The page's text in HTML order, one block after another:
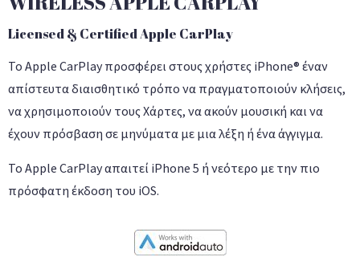
Licensed & Certified Apple CarPlay
Το Apple CarPlay προσφέρει στους χρήστες iPhone® έναν
απίστευτα διαισθητικό τρόπο να πραγματοποιούν κλήσεις,
να χρησιμοποιούν τους Χάρτες, να ακούν μουσική και να
έχουν πρόσβαση σε μηνύματα με μια λέξη ή ένα άγγιγμα.
Το Apple CarPlay απαιτεί iPhone 5 ή νεότερο με την πιο
πρόσφατη έκδοση του iOS.